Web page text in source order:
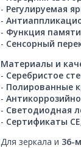
- Регулируемая
-
- Функция памяти
- Сенсорный
Материалы и
- Серебристое
- Полированные
-
- Светодиодная
- Сертификаты
Для зеркала и 36-